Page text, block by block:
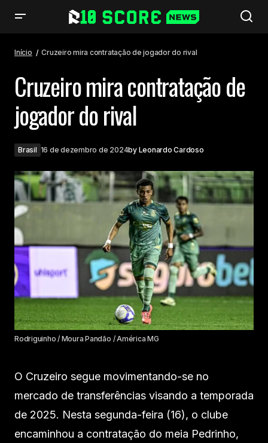
Início Cruzeiro mira contratação de jogador do rival
Cruzeiro mira contratação de
jogador do rival
Brasil 16 de dezembro de 2024by Leonardo Cardoso
Rodriguinho / Moura Pandão / América MG
O Cruzeiro segue movimentando-se no
mercado de transferências visando a temporada
de 2025. Nesta segunda-feira (16), o clube
encaminhou a contratação do meia Pedrinho,